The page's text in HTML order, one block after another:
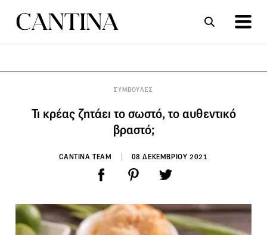
ΣΥΜΒΟΥΛΕΣ
Τι κρέας ζητάει το σωστό, το αυθεντικό
βραστό;
CANTINA TEAM 08 ΔΕΚΕΜΒΡΙΟΥ 2021